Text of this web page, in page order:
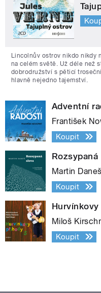
Lincolnův ostrov nikdo nikdy
na celém světě. Už déle než
dobrodružství s pěticí
hlavně nejedno tajemství.
Adventní
František
Koupit
Rozsypaná
Martin Daneš
Koupit
Miloš
Koupit